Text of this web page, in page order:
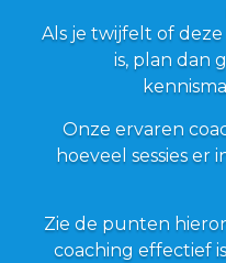
Als je twijfelt of
is, plan dan
Onze ervaren
hoeveel sessies er
Zie de punten
coaching effectief